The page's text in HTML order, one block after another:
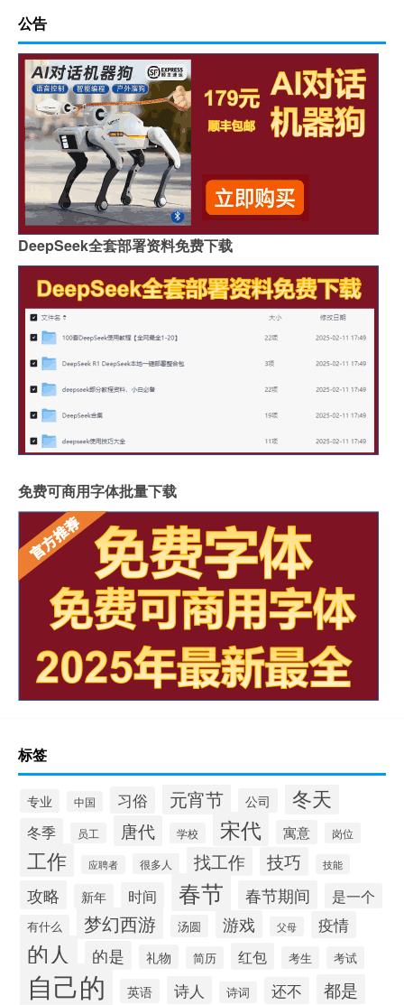
公告
DeepSeek全套部署资料免费下载
免费可商用字体批量下载
标签
专业 中国 习俗 元宵节 公司 冬天
冬季 员工 唐代 学校 宋代 寓意 岗位
工作 应聘者 很多人 找工作 技巧 技能
攻略 新年 时间 春节 春节期间 是一个
有什么 梦幻西游 汤圆 游戏 父母 疫情
的人 的是 礼物 简历 红包 考生 考试
自己的 英语 诗人 诗词 还不 都是